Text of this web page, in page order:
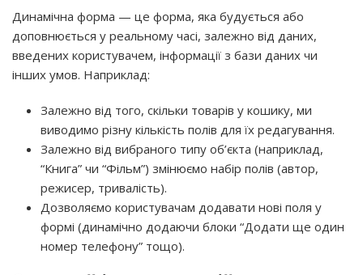
Динамічна форма — це форма, яка будується або
доповнюється у реальному часі, залежно від даних,
введених користувачем, інформації з бази даних чи
інших умов. Наприклад:
Залежно від того, скільки товарів у кошику, ми
виводимо різну кількість полів для їх редагування.
Залежно від вибраного типу об’єкта (наприклад,
“Книга” чи “Фільм”) змінюємо набір полів (автор,
режисер, тривалість).
Дозволяємо користувачам додавати нові поля у
формі (динамічно додаючи блоки “Додати ще один
номер телефону” тощо).